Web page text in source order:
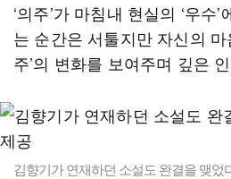
‘의주’가 마침내 현실의 ‘우수
는 순간은 서툴지만 자신의 마
주’의 변화를 보여주며 깊은
김향기가 연재하던 소설도 완결을 맺었